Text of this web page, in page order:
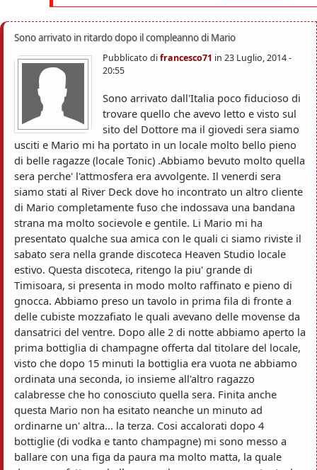
Sono arrivato in ritardo dopo il compleanno di Mario
Pubblicato difrancesco71 in 23 Luglio, 2014 -
20:55
Sono arrivato dall'Italia poco fiducioso di
trovare quello che avevo letto e visto sul
sito del Dottore ma il giovedi sera siamo
usciti e Mario mi ha portato in un locale molto bello pieno
di belle ragazze (locale Tonic) .Abbiamo bevuto molto quella
sera perche' l'attmosfera era avvolgente. Il venerdi sera
siamo stati al River Deck dove ho incontrato un altro cliente
di Mario completamente fuso che indossava una bandana
strana ma molto socievole e gentile. Li Mario mi ha
presentato qualche sua amica con le quali ci siamo riviste il
sabato sera nella grande discoteca Heaven Studio locale
estivo. Questa discoteca, ritengo la piu' grande di
Timisoara, si presenta in modo molto raffinato e pieno di
gnocca. Abbiamo preso un tavolo in prima fila di fronte a
delle cubiste mozzafiato le quali avevano delle movense da
dansatrici del ventre. Dopo alle 2 di notte abbiamo aperto la
prima bottiglia di champagne offerta dal titolare del locale,
visto che dopo 15 minuti la bottiglia era vuota ne abbiamo
ordinata una seconda, io insieme all'altro ragazzo
calabresse che ho conosciuto quella sera. Finita anche
questa Mario non ha esitato neanche un minuto ad
ordinarne un' altra... la terza. Cosi accalorati dopo 4
bottiglie (di vodka e tanto champagne) mi sono messo a
ballare con una figa da paura ma molto matta, la quale